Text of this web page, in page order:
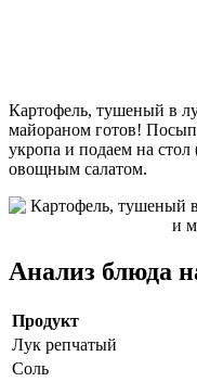
Картофель, тушеный в
майораном готов!
укропа и подаем на
овощным салатом.
Анализ блюда
Продукт
Лук репчатый
Соль